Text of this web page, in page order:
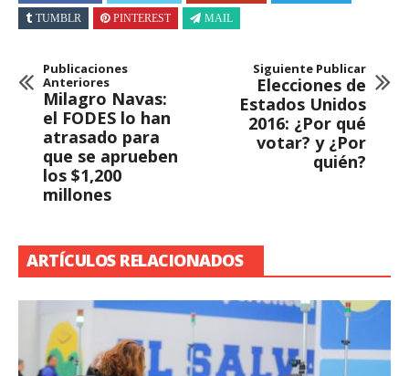
TUMBLR PINTEREST MAIL
Publicaciones
Anteriores
Milagro Navas:
el FODES lo han
atrasado para
que se aprueben
los $1,200
millones
Siguiente Publicar
Elecciones de
Estados Unidos
2016: ¿Por qué
votar? y ¿Por
quién?
ARTÍCULOS RELACIONADOS